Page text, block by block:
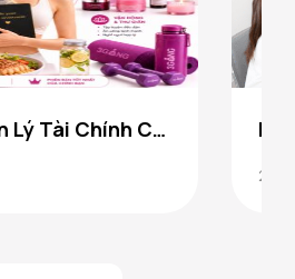
7 Tư Duy Về Quản Lý Tài Chính Cá Nhân Thay Đổi Cuộc Sống
28